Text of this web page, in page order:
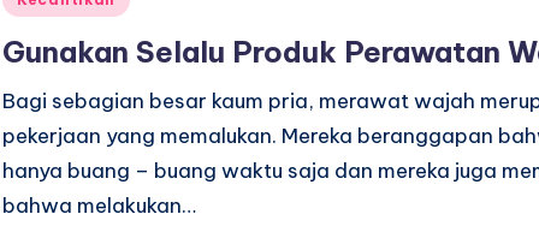
Gunakan Selalu Produk Perawatan
Bagi sebagian besar kaum pria, merawat wajah
pekerjaan yang memalukan. Mereka beranggapan
hanya buang – buang waktu saja dan mereka juga
bahwa melakukan…